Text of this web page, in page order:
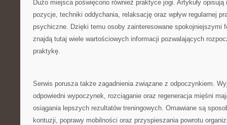
Dużo miejsca poświęcono również praktyce jogi. Artykuły
pozycje, techniki oddychania, relaksację oraz wpływ regularnej
psychiczne. Dzięki temu osoby zainteresowane spokojniejszymi
znajdą tutaj wiele wartościowych informacji pozwalających
praktykę.
Serwis porusza także zagadnienia związane z odpoczynkiem.
odpowiedni wypoczynek, rozciąganie oraz regeneracja mięśni
osiągania lepszych rezultatów treningowych. Omawiane są
kontuzji, poprawy mobilności oraz przyspieszania powrotu